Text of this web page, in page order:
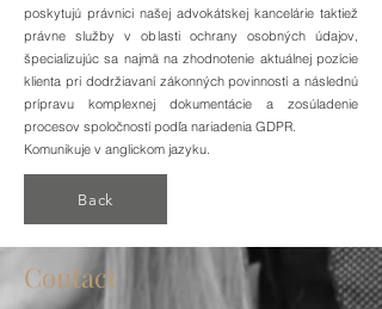
poskytujú právnici našej advokátskej kancelárie taktiež
právne služby v oblasti ochrany osobných údajov,
špecializujúc sa najmä na zhodnotenie aktuálnej pozície
klienta pri dodržiavaní zákonných povinností a následnú
prípravu komplexnej dokumentácie a zosúladenie
procesov spoločností podľa nariadenia GDPR.
Komunikuje v anglickom jazyku.
Back
Contact